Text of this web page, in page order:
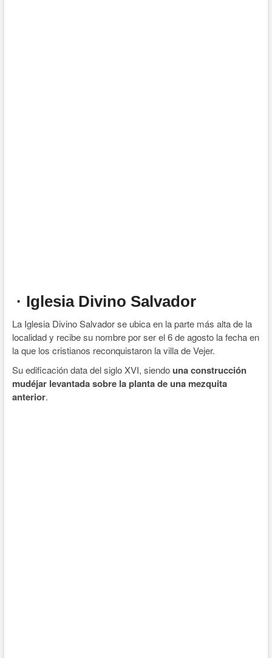
· Iglesia Divino Salvador
La Iglesia Divino Salvador se ubica en la parte más alta de la
localidad y recibe su nombre por ser el 6 de agosto la fecha en
la que los cristianos reconquistaron la villa de Vejer.
Su edificación data del siglo XVI, siendouna construcción
mudéjar levantada sobre la planta de una mezquita
anterior.